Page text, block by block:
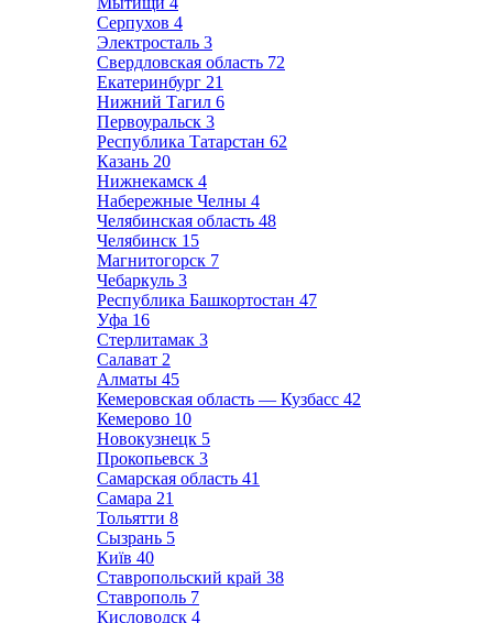
Серпухов 4
Электросталь 3
Свердловская область 72
Екатеринбург 21
Нижний Тагил 6
Первоуральск 3
Республика Татарстан 62
Казань 20
Нижнекамск 4
Набережные Челны 4
Челябинская область 48
Челябинск 15
Магнитогорск 7
Чебаркуль 3
Республика Башкортостан 47
Уфа 16
Стерлитамак 3
Салават 2
Алматы 45
Кемеровская область — Кузбасс 42
Кемерово 10
Новокузнецк 5
Прокопьевск 3
Самарская область 41
Самара 21
Тольятти 8
Сызрань 5
Київ 40
Ставропольский край 38
Ставрополь 7
Кисловодск 4